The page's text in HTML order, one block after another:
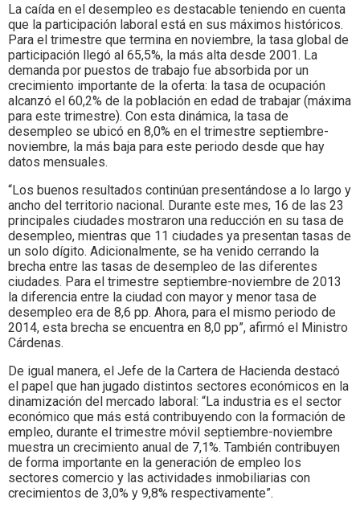
La caída en el desempleo es destacable teniendo en cuenta
que la participación laboral está en sus máximos históricos.
Para el trimestre que termina en noviembre, la tasa global de
participación llegó al 65,5%, la más alta desde 2001. La
demanda por puestos de trabajo fue absorbida por un
crecimiento importante de la oferta: la tasa de ocupación
alcanzó el 60,2% de la población en edad de trabajar (máxima
para este trimestre). Con esta dinámica, la tasa de
desempleo se ubicó en 8,0% en el trimestre septiembre-
noviembre, la más baja para este periodo desde que hay
datos mensuales.
“Los buenos resultados continúan presentándose a lo largo y
ancho del territorio nacional. Durante este mes, 16 de las 23
principales ciudades mostraron una reducción en su tasa de
desempleo, mientras que 11 ciudades ya presentan tasas de
un solo dígito. Adicionalmente, se ha venido cerrando la
brecha entre las tasas de desempleo de las diferentes
ciudades. Para el trimestre septiembre-noviembre de 2013
la diferencia entre la ciudad con mayor y menor tasa de
desempleo era de 8,6 pp. Ahora, para el mismo periodo de
2014, esta brecha se encuentra en 8,0 pp”, afirmó el Ministro
Cárdenas.
De igual manera, el Jefe de la Cartera de Hacienda destacó
el papel que han jugado distintos sectores económicos en la
dinamización del mercado laboral: “La industria es el sector
económico que más está contribuyendo con la formación de
empleo, durante el trimestre móvil septiembre-noviembre
muestra un crecimiento anual de 7,1%. También contribuyen
de forma importante en la generación de empleo los
sectores comercio y las actividades inmobiliarias con
crecimientos de 3,0% y 9,8% respectivamente”.